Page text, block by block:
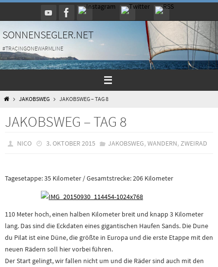
Inhalt
springen
SONNENSEGLER.NET
#TRACINGONEWARMLINE
HOMEJAKOBSWEG JAKOBSWEG – TAG 8
JAKOBSWEG – TAG 8
NICO 3. OKTOBER 2015 JAKOBSWEG, WANDERN, ZWEIRAD
Tagesetappe: 35 Kilometer / Gesamtstrecke: 206 Kilometer
110 Meter hoch, einen halben Kilometer breit und knapp 3 Kilometer
lang. Das sind die Eckdaten eines gigantischen Haufen Sands. Die Dune
du Pilat ist eine Düne, die größte in Europa und die erste Etappe mit den
neuen Rädern soll hier vorbei führen.
Der Start gelingt, wir fallen nicht um und die Räder sind auch mit den